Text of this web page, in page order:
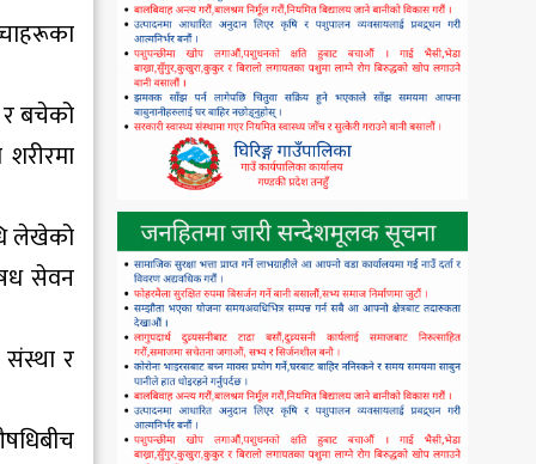
बचेको
लेखेको
सेवन
संस्था र